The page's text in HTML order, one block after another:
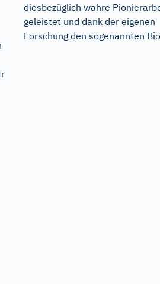
diesbezüglich wahre
geleistet und dank der eigenen
Forschung den sogenannten